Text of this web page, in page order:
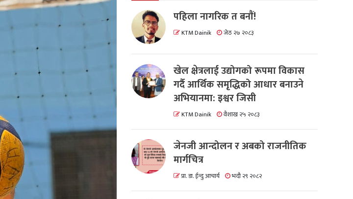
पहिला नागरिक त बनाैं!
KTM Dainik जेठ २७ २०८३
खेल क्षेत्रलाई उद्योगको रूपमा विकास
गर्दै आर्थिक समृद्धिको आधार बनाउने
अभियानमा: इश्वर जिसी
KTM Dainik वैशाख २५ २०८३
जेनजी आन्दोलन र अबको राजनीतिक
मार्गचित्र
प्रा. डा. ईन्दु आचार्य भदौ २९ २०८२